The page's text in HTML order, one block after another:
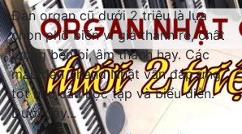
Đàn organ cũ dưới 2 triệu là lựa
chọn phổ biến vì giá thành rẻ, chất
lượng bền bỉ, âm thanh hay. Các
mẫu đàn 2hand Nhật vẫn đáp ứng
tốt nhu cầu học tập và biểu diễn.
Dưới đây...